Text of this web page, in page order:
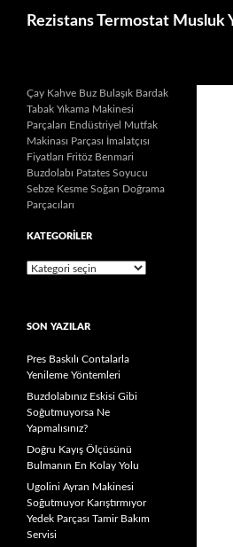
Rezistans Termostat Musluk
Çay Kahve Buz Bulaşık Bardak
Tabak Yıkama Makinesi
Parçaları Endüstriyel Mutfak
Makinası Parçası İmalatçısı
Fiyatları Fritöz Benmari
Buzdolabı Patates Soyucu
Sebze Kesme Soğan Doğrama
Parçacıları
KATEGORILER
Kategoriler
SON YAZILAR
Pres Baskılı Contalarla
Yenileme Yöntemleri
Buzdolabınız Eskisi Gibi
Soğutmuyorsa Ne
Yapmalısınız?
Doğru Kayış Ölçüsünü
Bulmanın En Kolay Yolu
Ugolini Ayran Makinesi
Soğutmuyor Karıştırmıyor
Yedek Parçası Tamir Bakım
Servisi